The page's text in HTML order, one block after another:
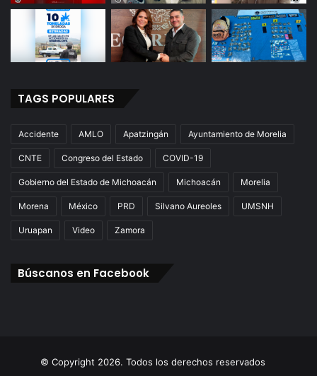
TAGS POPULARES
Accidente AMLO Apatzingán Ayuntamiento de Morelia
CNTE Congreso del Estado COVID-19
Gobierno del Estado de Michoacán Michoacán Morelia
Morena México PRD Silvano Aureoles UMSNH
Uruapan Video Zamora
Búscanos en Facebook
© Copyright 2026. Todos los derechos reservados